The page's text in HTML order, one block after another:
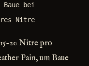
bei
Nitre
20 Nitre pro
Pain, um Baue